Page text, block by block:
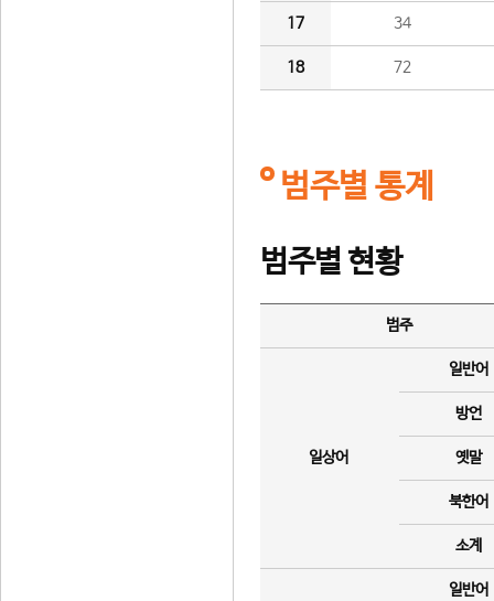
17 34
18 72
범주별 통계
범주별 현황
범주
일상어
일반어
방언
옛말
북한어
소계
일반어